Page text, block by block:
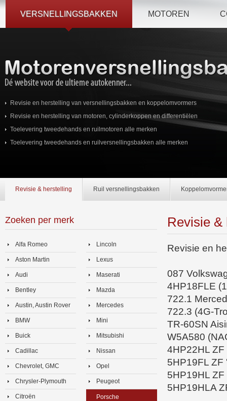
VERSNELLINGSBAKKEN MOTOREN
Revisie en herstelling van versnellingsbakken en koppelomvormers
Revisie en herstelling van motoren, cylinderkoppen en differentiëlen
Toelevering tweedehands en ruilmotoren alle merken
Toelevering tweedehands en ruilversnellingsbakken alle merken
Revisie & herstelling Ruil versnellingsbakken
Zoeken per merk
Alfa Romeo
Aston Martin
Audi
Bentley
Austin, Austin Rover
BMW
Buick
Cadillac
Chevrolet, GMC
Chrysler-Plymouth
Citroën
Lincoln
Lexus
Maserati
Mazda
Mercedes
Mini
Mitsubishi
Nissan
Opel
Peugeot
Porsche
Revisie &
Revisie en
087
4HP18FLE
722.1
722.3 (4G-
TR-60SN
W5A580
4HP22HL
5HP19FL ZF
5HP19HL ZF
5HP19HLA